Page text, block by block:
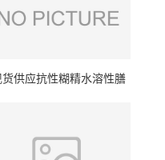
货供应抗性糊精水溶性膳